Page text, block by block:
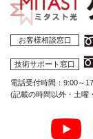
お客様相談窓口
技術サポート窓口
電話受付時間：9:00～
(記載の時間以外・土曜